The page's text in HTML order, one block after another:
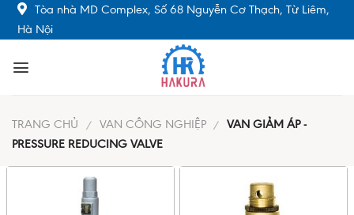
Skip
Tòa nhà MD Complex, Số 68 Nguyễn Cơ Thạch, Từ Liêm,
Hà Nội
TRANG CHỦ / VAN CÔNG NGHIỆP / VAN GIẢM ÁP -
PRESSURE REDUCING VALVE